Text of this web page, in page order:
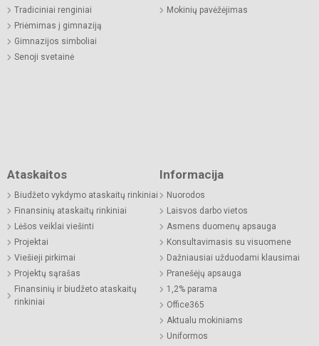
Tradiciniai renginiai
Priėmimas į gimnaziją
Gimnazijos simboliai
Senoji svetainė
Mokinių pavėžėjimas
Ataskaitos
Biudžeto vykdymo ataskaitų rinkiniai
Finansinių ataskaitų rinkiniai
Lėšos veiklai viešinti
Projektai
Viešieji pirkimai
Projektų sąrašas
Finansinių ir biudžeto ataskaitų
rinkiniai
Informacija
Nuorodos
Laisvos darbo vietos
Asmens duomenų apsauga
Konsultavimasis su visuomene
Dažniausiai užduodami klausimai
Pranešėjų apsauga
1,2% parama
Office365
Aktualu mokiniams
Uniformos